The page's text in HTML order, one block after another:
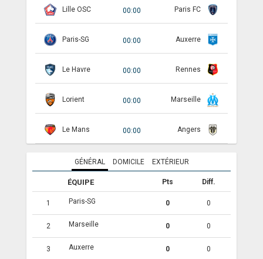
ESPAGNE
ALLEMAGNE
Lille OSC 00:00 Paris FC
Paris-SG 00:00 Auxerre
Le Havre 00:00 Rennes
Lorient 00:00 Marseille
Le Mans 00:00 Angers
GÉNÉRAL DOMICILE EXTÉRIEUR
ÉQUIPE Pts Diff.
1 Paris-SG 0 0
2 Marseille 0 0
3 Auxerre 0 0